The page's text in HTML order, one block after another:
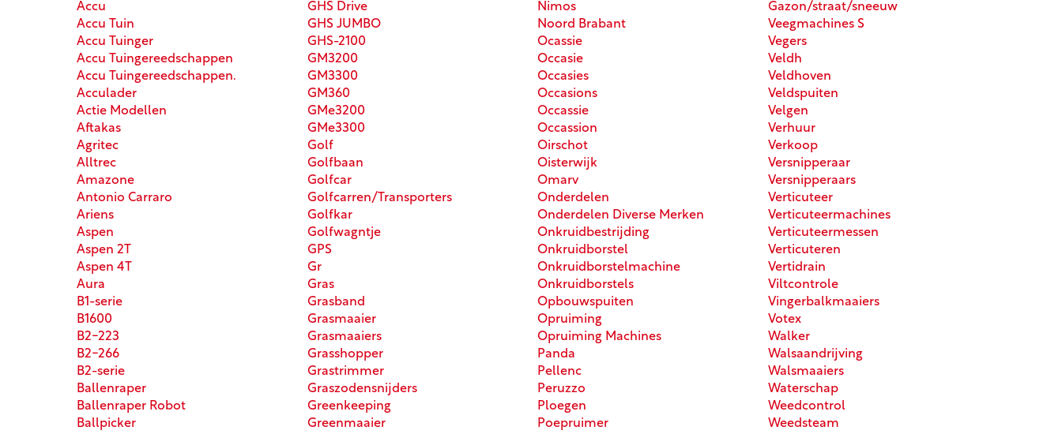
Accu
Accu Tuin
Accu Tuinger
Accu Tuingereedschappen
Accu Tuingereedschappen.
Acculader
Actie Modellen
Aftakas
Agritec
Alltrec
Amazone
Antonio Carraro
Ariens
Aspen
Aspen 2T
Aspen 4T
Aura
B1-serie
B1600
B2-223
B2-266
B2-serie
Ballenraper
Ballenraper Robot
Ballpicker
GHS Drive
GHS JUMBO
GHS-2100
GM3200
GM3300
GM360
GMe3200
GMe3300
Golf
Golfbaan
Golfcar
Golfcarren/Transporters
Golfkar
Golfwagntje
GPS
Gr
Gras
Grasband
Grasmaaier
Grasmaaiers
Grasshopper
Grastrimmer
Graszodensnijders
Greenkeeping
Greenmaaier
Nimos
Noord Brabant
Ocassie
Occasie
Occasies
Occasions
Occassie
Occassion
Oirschot
Oisterwijk
Omarv
Onderdelen
Onderdelen Diverse Merken
Onkruidbestrijding
Onkruidborstel
Onkruidborstelmachine
Onkruidborstels
Opbouwspuiten
Opruiming
Opruiming Machines
Panda
Pellenc
Peruzzo
Ploegen
Poepruimer
Gazon/straat/sneeuw
Veegmachines S
Vegers
Veldh
Veldhoven
Veldspuiten
Velgen
Verhuur
Verkoop
Versnipperaar
Versnipperaars
Verticuteer
Verticuteermachines
Verticuteermessen
Verticuteren
Vertidrain
Viltcontrole
Vingerbalkmaaiers
Votex
Walker
Walsaandrijving
Walsmaaiers
Waterschap
Weedcontrol
Weedsteam